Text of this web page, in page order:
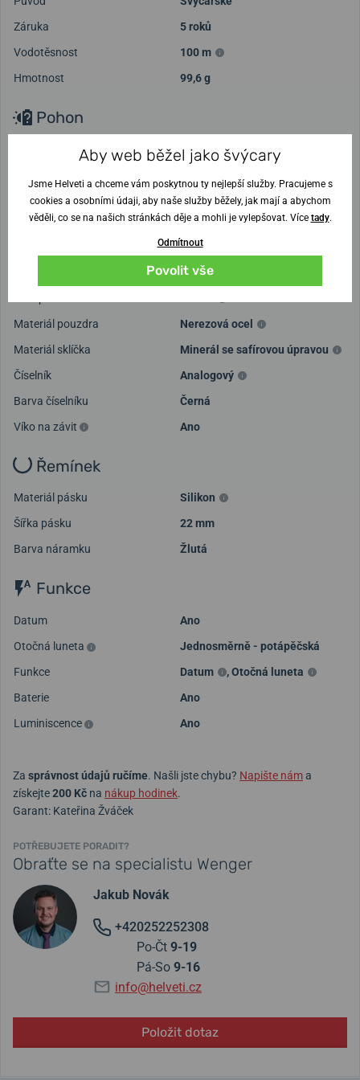
Záruka
5 roků
Vodotěsnost
100 m
Hmotnost
99,6 g
Pohon
Bateriový Quartz
Ciferník a pouzdro
45 mm
12 mm
Materiál pouzdra
Nerezová ocel
Materiál sklíčka
Minerál se safírovou úpravou
Číselník
Analogový
Barva číselníku
Černá
Víko na závit
Ano
Řemínek
Materiál pásku
Silikon
Šířka pásku
22 mm
Barva náramku
Žlutá
Funkce
Datum
Ano
Otočná luneta
Jednosměrně - potápěčská
Funkce
Datum ,Otočná luneta
Baterie
Ano
Luminiscence
Ano
Za správnost údajů ručíme. Našli jste chybu? Napište náma
získejte200 Kč na nákup hodinek.
Garant: Kateřina Žváček
POTŘEBUJETE PORADIT?
Obraťte se na specialistu Wenger
Jakub Novák
+420252252308
Po-Čt 9-19
Pá-So 9-16
info@helveti.cz
Položit dotaz
Aby web běžel jako švýcary
Jsme Helveti a chceme vám poskytnou ty nejlepší služby. Pracujeme s
cookies a osobními údaji, aby naše služby běžely, jak mají a abychom
věděli, co se na našich stránkách děje a mohli je vylepšovat. Více tady.
Odmítnout
Povolit vše